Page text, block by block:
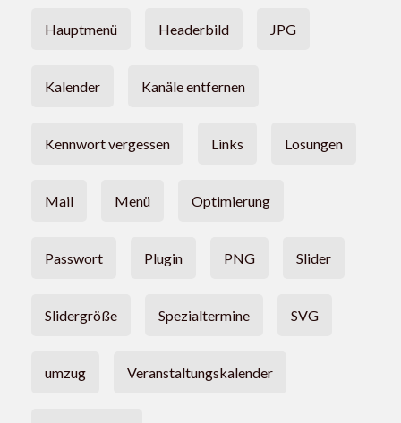
Hauptmenü Headerbild JPG
Kalender Kanäle entfernen
Kennwort vergessen Links Losungen
Mail Menü Optimierung
Passwort Plugin PNG Slider
Slidergröße Spezialtermine SVG
umzug Veranstaltungskalender